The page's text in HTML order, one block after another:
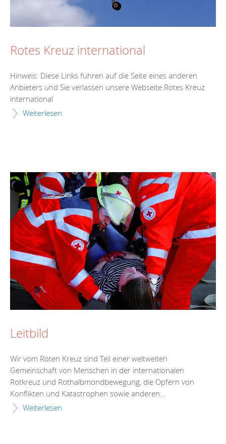
Rotes Kreuz international
Hinweis: Diese Links führen auf die Seite eines anderen
Anbieters und Sie verlassen unsere Webseite.Rotes Kreuz
international
Weiterlesen
Leitbild
Wir vom Roten Kreuz sind Teil einer weltweiten
Gemeinschaft von Menschen in der internationalen
Rotkreuz und Rothalbmondbewegung, die Opfern von
Konflikten und Katastrophen sowie anderen...
Weiterlesen